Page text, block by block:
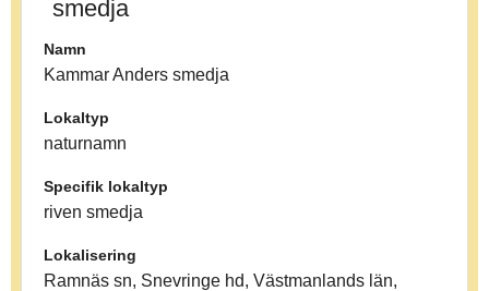
smedja
Namn
Kammar Anders smedja
Lokaltyp
naturnamn
Specifik lokaltyp
riven smedja
Lokalisering
Ramnäs sn, Snevringe hd, Västmanlands län,